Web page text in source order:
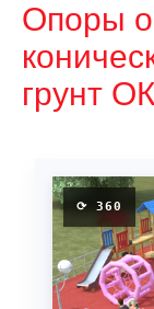
Опоры
грунт
⟳ 360